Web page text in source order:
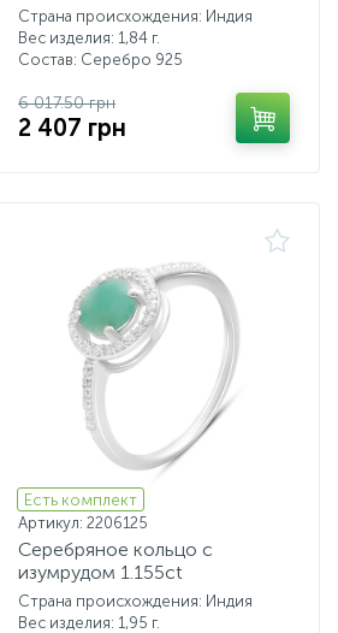
Страна происхождения: Индия
Вес изделия: 1,84 г.
Состав: Серебро 925
6 017.50 грн
2 407 грн
Есть комплект
Артикул: 2206125
Серебряное кольцо с
изумрудом 1.155ct
Страна происхождения: Индия
Вес изделия: 1,95 г.